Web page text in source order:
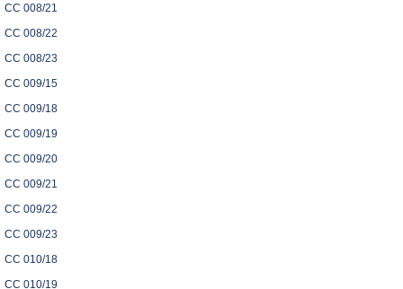
CC 008/21
CC 008/22
CC 008/23
CC 009/15
CC 009/18
CC 009/19
CC 009/20
CC 009/21
CC 009/22
CC 009/23
CC 010/18
CC 010/19